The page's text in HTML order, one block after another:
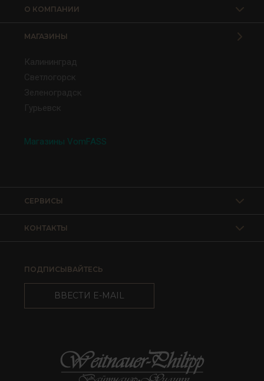
О КОМПАНИИ
МАГАЗИНЫ
Калининград
Светлогорск
Зеленоградск
Гурьевск
Магазины VomFASS
КОНТАКТЫ
СЕРВИСЫ
ПОДПИСЫВАЙТЕСЬ
ВВЕСТИ E-MAIL